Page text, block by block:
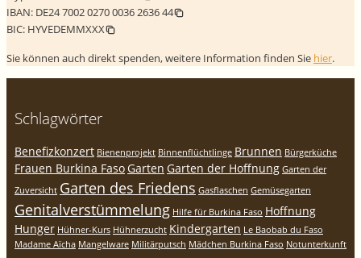
IBAN: DE24 7002 0270 0036 2636 44
BIC: HYVEDEMMXXX
Sie können auch direkt spenden, weitere Information finden Sie hier.
Schlagwörter
Benefizkonzert Bienenprojekt Binnenflüchtlinge Brunnen Bürgerküche
Frauen Burkina FasoGarten Garten der Hoffnung Garten der
Zuversicht Garten des Friedens Gasflaschen Gemüsegarten
Genitalverstümmelung Hilfe für Burkina Faso Hoffnung
Hunger Hühner-Kurs Hühnerzucht Kindergarten Le Baobab du Faso
Madame Aïcha Mangelware Militärputsch Mädchen Burkina Faso Notunterkunft